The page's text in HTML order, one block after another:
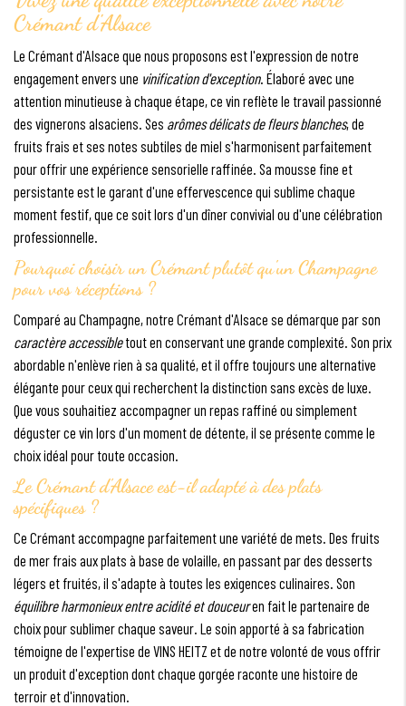
Crémant d'Alsace
Le Crémant d'Alsace que nous proposons est l'expression de notre
engagement envers une vinification d'exception. Élaboré avec une
attention minutieuse à chaque étape, ce vin reflète le travail passionné
des vignerons alsaciens. Ses arômes délicats de fleurs blanches, de
fruits frais et ses notes subtiles de miel s'harmonisent parfaitement
pour offrir une expérience sensorielle raffinée. Sa mousse fine et
persistante est le garant d'une effervescence qui sublime chaque
moment festif, que ce soit lors d'un dîner convivial ou d'une célébration
professionnelle.
Pourquoi choisir un Crémant plutôt qu'un Champagne
pour vos réceptions ?
Comparé au Champagne, notre Crémant d'Alsace se démarque par son
caractère accessibletout en conservant une grande complexité. Son prix
abordable n'enlève rien à sa qualité, et il offre toujours une alternative
élégante pour ceux qui recherchent la distinction sans excès de luxe.
Que vous souhaitiez accompagner un repas raffiné ou simplement
déguster ce vin lors d'un moment de détente, il se présente comme le
choix idéal pour toute occasion.
Le Crémant d'Alsace est-il adapté à des plats
spécifiques ?
Ce Crémant accompagne parfaitement une variété de mets. Des fruits
de mer frais aux plats à base de volaille, en passant par des desserts
légers et fruités, il s'adapte à toutes les exigences culinaires. Son
équilibre harmonieux entre acidité et douceuren fait le partenaire de
choix pour sublimer chaque saveur. Le soin apporté à sa fabrication
témoigne de l'expertise de VINS HEITZ et de notre volonté de vous offrir
un produit d'exception dont chaque gorgée raconte une histoire de
terroir et d'innovation.